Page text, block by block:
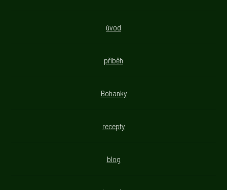
úvod
příběh
Bohanky
recepty
blog